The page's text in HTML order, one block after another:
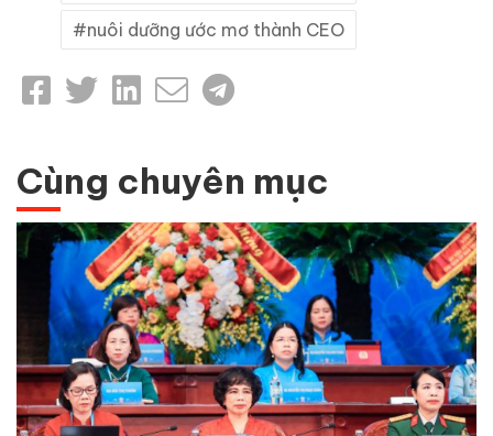
nuôi dưỡng ước mơ thành CEO
Cùng chuyên mục